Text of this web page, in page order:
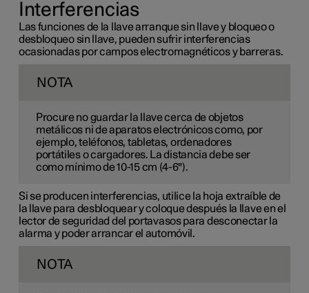
Interferencias
Las funciones de la llave arranque sin llave y bloqueo o
desbloqueo sin llave, pueden sufrir interferencias
ocasionadas por campos electromagnéticos y barreras.
NOTA
Procure no guardar la llave cerca de objetos
metálicos ni de aparatos electrónicos como, por
ejemplo, teléfonos, tabletas, ordenadores
portátiles o cargadores. La distancia debe ser
como mínimo de10-15 cm (4-6").
Si se producen interferencias, utilice la hoja extraíble de
la llave para desbloquear y coloque después la llave en el
lector de seguridad del portavasos para desconectar la
alarma y poder arrancar el automóvil.
NOTA